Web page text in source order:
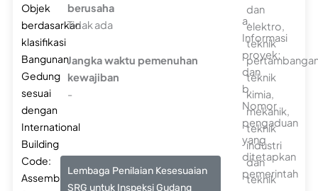
Objek
berdasarkan
klasifikasi
Bangunan
Gedung
sesuai
dengan
International
Building
Code:
Assembly/Pertemuan;
berusaha
Tidak ada
Jangka waktu pemenuhan
kewajiban
-
Lembaga Penilaian Kesesuaian
SRG untuk Inspeksi Gudang
a.
Informasi
proyek;
dan
b.
Nomor
pengaduan
yang
ditetapkan
pemerintah
dan
elektro,
teknik
teknik
kimia,
mekanik,
teknik
industri
dan
teknik